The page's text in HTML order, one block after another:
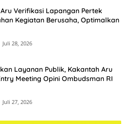
Verifikasi Lapangan Pertek
Kegiatan Berusaha, Optimalkan
Juli 28, 2026
Layanan Publik, Kakantah Aru
Meeting Opini Ombudsman RI
Juli 27, 2026